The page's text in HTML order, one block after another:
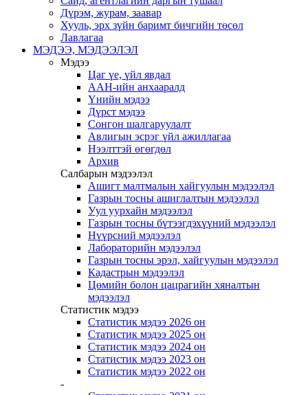
Дүрэм, журам, заавар
Хууль, эрх зүйн баримт бичгийн төсөл
Лавлагаа
МЭДЭЭ, МЭДЭЭЛЭЛ
Мэдээ
Цаг үе, үйл явдал
ААН-ийн анхааралд
Үнийн мэдээ
Дүрст мэдээ
Сонгон шалгаруулалт
Авлигын эсрэг үйл ажиллагаа
Нээлттэй өгөгдөл
Архив
Салбарын мэдээлэл
Ашигт малтмалын хайгуулын мэдээлэл
Газрын тосны ашиглалтын мэдээлэл
Уул уурхайн мэдээлэл
Газрын тосны бүтээгдэхүүний мэдээлэл
Нүүрсний мэдээлэл
Лабораторийн мэдээлэл
Газрын тосны эрэл, хайгуулын мэдээлэл
Кадастрын мэдээлэл
Цөмийн болон цацрагийн хяналтын
мэдээлэл
Статистик мэдээ
Статистик мэдээ 2026 он
Статистик мэдээ 2025 он
Статистик мэдээ 2024 он
Статистик мэдээ 2023 он
Статистик мэдээ 2022 он
-